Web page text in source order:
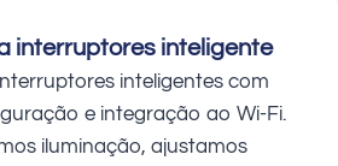
interruptores inteligente
inteligentes com
e integração ao Wi-Fi.
iluminação, ajustamos